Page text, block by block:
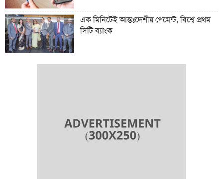
এক মিনিটেই আন্তঃদেশীয় পেমেন্ট, বিশ্বে প্রথম
সিটি ব্যাংক